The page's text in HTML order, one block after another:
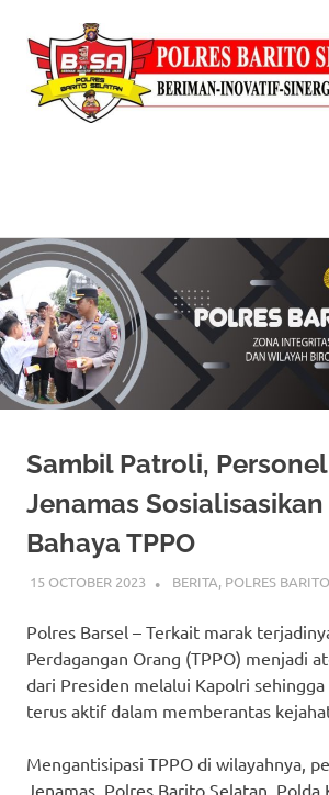
Skip
to
content
Sambil Patroli,
Jenamas
Bahaya TPPO
15 OCTOBER 2023 ADMIN_POLRESBARSEL
BERITA, POLRES
Polres Barsel – Terkait marak
Perdagangan Orang (TPPO) menjadi
dari Presiden melalui Kapolri
terus aktif dalam memberantas
Mengantisipasi TPPO di wilayahnya,
Jenamas, Polres Barito Selatan,